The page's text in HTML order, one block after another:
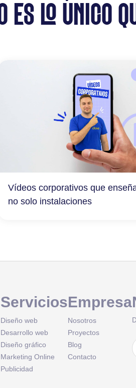
ES LO ÚNICO
Vídeos corporativos que
no solo instalaciones
Servicios
Diseño web
Desarrollo web
Diseño gráfico
Marketing Online
Publicidad
Empresa
Nosotros
Proyectos
Blog
Contacto